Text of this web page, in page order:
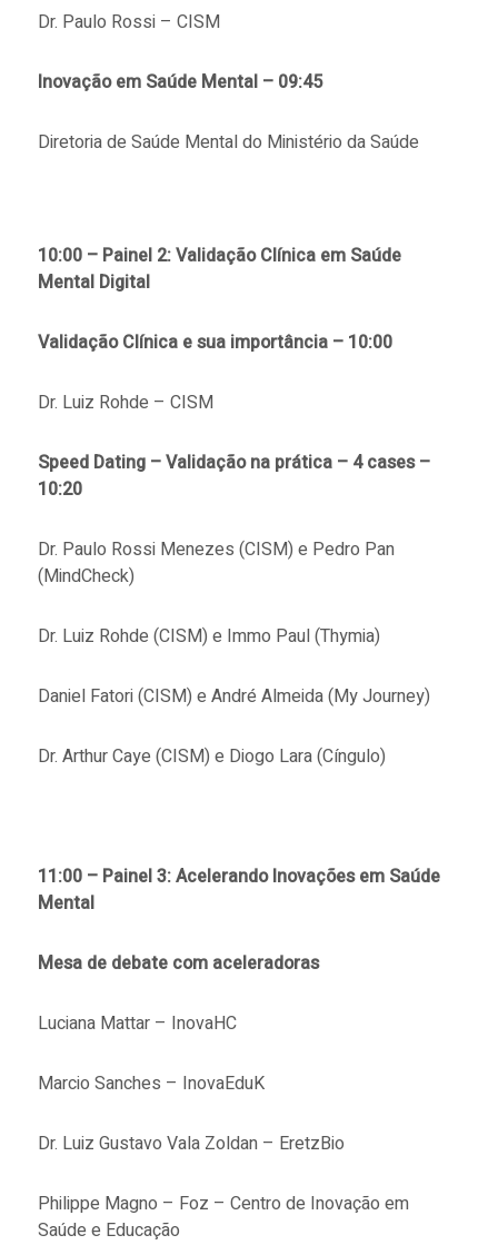
Dr. Paulo Rossi – CISM
Inovação em Saúde Mental – 09:45
Diretoria de Saúde Mental do Ministério da Saúde
10:00 – Painel 2: Validação Clínica em Saúde
Mental Digital
Validação Clínica e sua importância – 10:00
Dr. Luiz Rohde – CISM
Speed Dating – Validação na prática – 4 cases –
10:20
Dr. Paulo Rossi Menezes (CISM) e Pedro Pan
(MindCheck)
Dr. Luiz Rohde (CISM) e Immo Paul (Thymia)
Daniel Fatori (CISM) e André Almeida (My Journey)
Dr. Arthur Caye (CISM) e Diogo Lara (Cíngulo)
11:00 – Painel 3: Acelerando Inovações em Saúde
Mental
Mesa de debate com aceleradoras
Luciana Mattar – InovaHC
Marcio Sanches – InovaEduK
Dr. Luiz Gustavo Vala Zoldan – EretzBio
Philippe Magno – Foz – Centro de Inovação em
Saúde e Educação